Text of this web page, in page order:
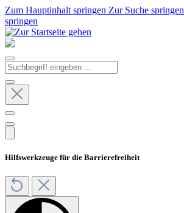
Zum Hauptinhalt springen Zur Suche springen
springen
Hilfswerkzeuge für die Barrierefreiheit